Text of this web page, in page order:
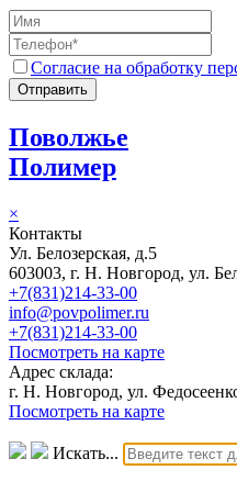
Согласие на обработку
Отправить
Поволжье
Полимер
×
Контакты
Ул. Белозерская, д.5
603003, г. Н. Новгород, ул.
+7(831)214-33-00
info@povpolimer.ru
+7(831)214-33-00
Посмотреть на карте
Адрес склада:
г. Н. Новгород, ул.
Посмотреть на карте
Искать...